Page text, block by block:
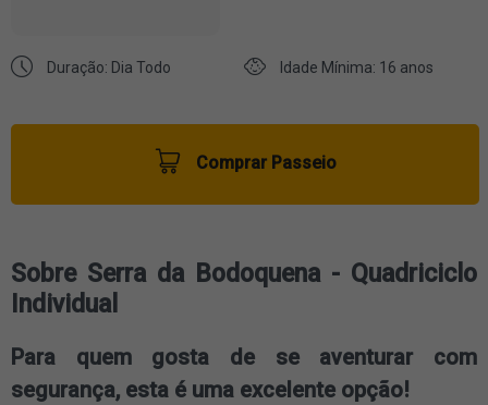
Duração: Dia Todo Idade Mínima: 16 anos
Comprar Passeio
Sobre Serra da Bodoquena - Quadriciclo
Individual
Para quem gosta de se aventurar com
segurança, esta é uma excelente opção!